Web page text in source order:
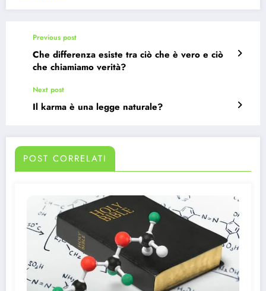
Previous post
Che differenza esiste tra ciò che è vero e ciò
che chiamiamo verità?
Next post
Il karma è una legge naturale?
POST CORRELATI